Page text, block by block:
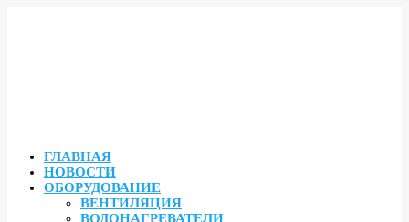
ГЛАВНАЯ
НОВОСТИ
ОБОРУДОВАНИЕ
ВЕНТИЛЯЦИЯ
ВОДОНАГРЕВАТЕЛИ